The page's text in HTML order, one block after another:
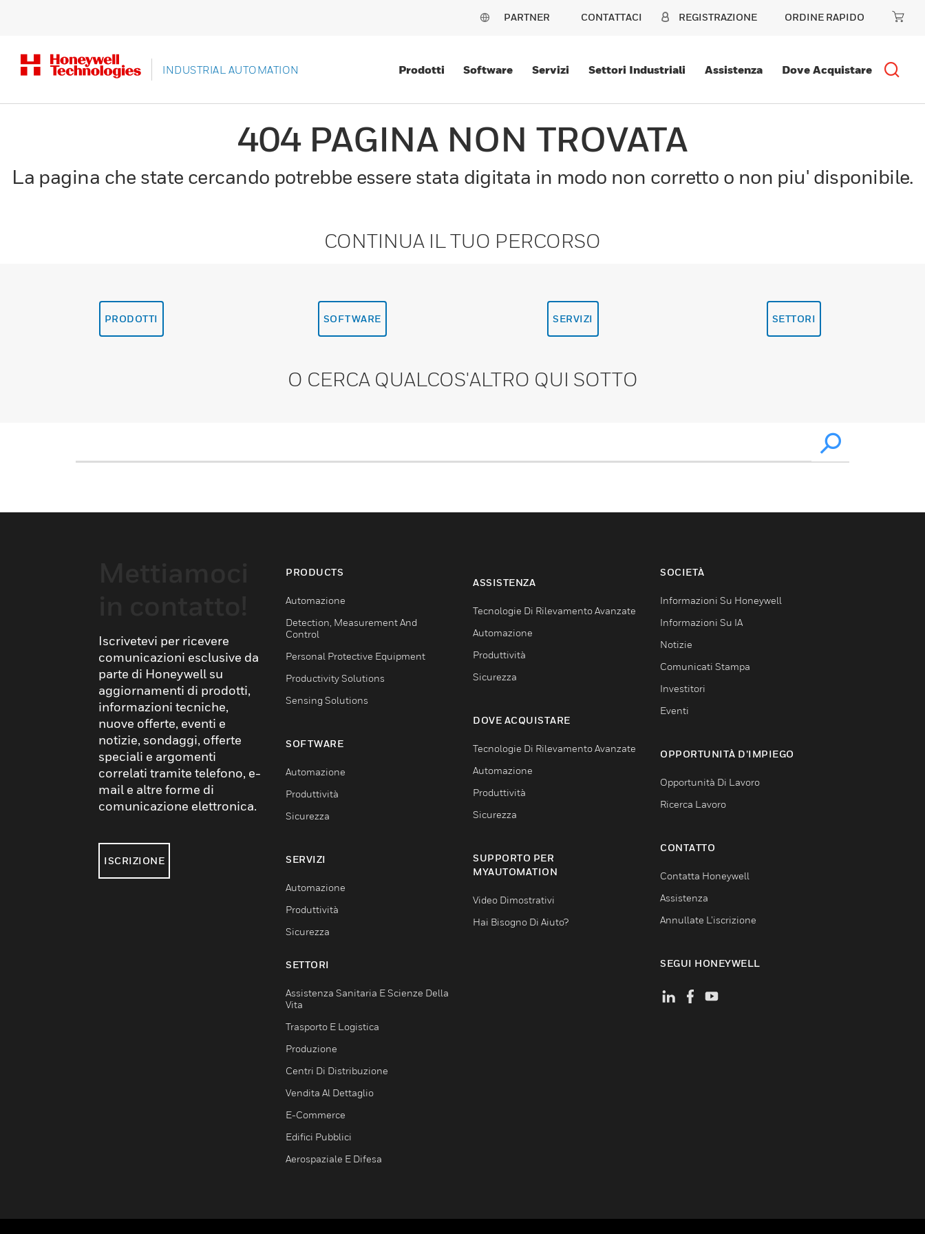
PARTNER CONTATTACI REGISTRAZIONE ORDINE RAPIDO
INDUSTRIAL AUTOMATION Prodotti Software Servizi Settori Industriali Assistenza Dove Acquistare
404 PAGINA NON TROVATA
La pagina che state cercando potrebbe essere stata digitata in modo non corretto o non piu' disponibile.
CONTINUA IL TUO PERCORSO
PRODOTTI SOFTWARE SERVIZI SETTORI
O CERCA QUALCOS'ALTRO QUI SOTTO
Iscrivetevi per ricevere
comunicazioni esclusive da
parte di Honeywell su
aggiornamenti di prodotti,
informazioni tecniche,
nuove offerte, eventi e
notizie, sondaggi, offerte
speciali e argomenti
correlati tramite telefono, e-
mail e altre forme di
comunicazione elettronica.
ISCRIZIONE
PRODUCTS
Automazione
Detection, Measurement And
Control
Personal Protective Equipment
Productivity Solutions
Sensing Solutions
SOFTWARE
Automazione
Produttività
Sicurezza
SERVIZI
Automazione
Produttività
Sicurezza
SETTORI
Assistenza Sanitaria E Scienze Della
Vita
Trasporto E Logistica
Produzione
Centri Di Distribuzione
Vendita Al Dettaglio
E-Commerce
Edifici Pubblici
Aerospaziale E Difesa
ASSISTENZA
Tecnologie Di Rilevamento Avanzate
Automazione
Produttività
Sicurezza
DOVE ACQUISTARE
Tecnologie Di Rilevamento Avanzate
Automazione
Produttività
Sicurezza
SUPPORTO PER
MYAUTOMATION
Video Dimostrativi
Hai Bisogno Di Aiuto?
SOCIETÀ
Informazioni Su Honeywell
Informazioni Su IA
Notizie
Comunicati Stampa
Investitori
Eventi
OPPORTUNITÀ D’IMPIEGO
Opportunità Di Lavoro
Ricerca Lavoro
CONTATTO
Contatta Honeywell
Assistenza
Annullate L’iscrizione
SEGUI HONEYWELL